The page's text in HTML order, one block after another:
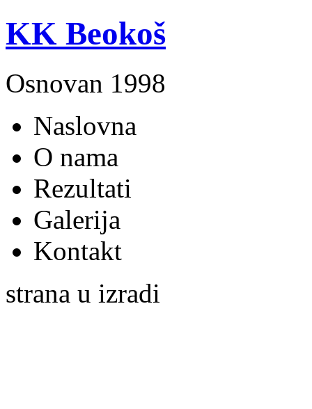
KK Beokoš
Osnovan 1998
Naslovna
O nama
Rezultati
Galerija
Kontakt
strana u izradi